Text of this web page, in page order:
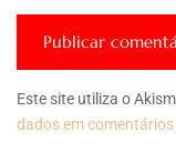
Este site utiliza o
dados em